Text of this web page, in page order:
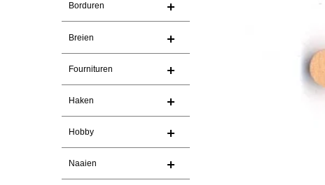
Borduren
Breien
Fournituren
Haken
Hobby
Naaien